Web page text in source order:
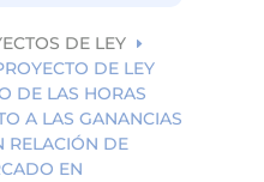
DE LEY E
DE LEY
DE LAS HORAS
A LAS GANANCIAS
RELACIÓN DE
EN